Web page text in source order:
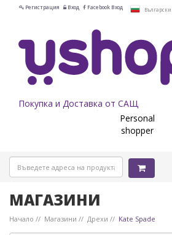
Регистрация Вход Facebook Вход Български
Покупка и Доставка от САЩ
Personal
shopper
МАГАЗИНИ
Начало Магазини Дрехи Kate Spade